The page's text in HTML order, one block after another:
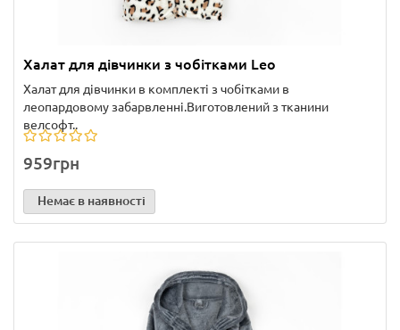
Халат для дівчинки з чобітками Leo
Халат для дівчинки в комплекті з чобітками в
леопардовому забарвленні.Виготовлений з тканини
велсофт..
959грн
Немає в наявності